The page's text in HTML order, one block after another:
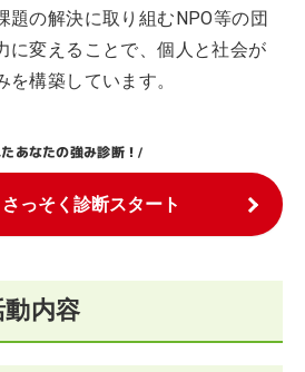
題の解決に取り組むNPO等の団
に変えることで、個人と社会が
構築しています。
あなたの強み診断！/
さっそく診断スタート
内容